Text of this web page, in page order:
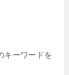
キーワードを